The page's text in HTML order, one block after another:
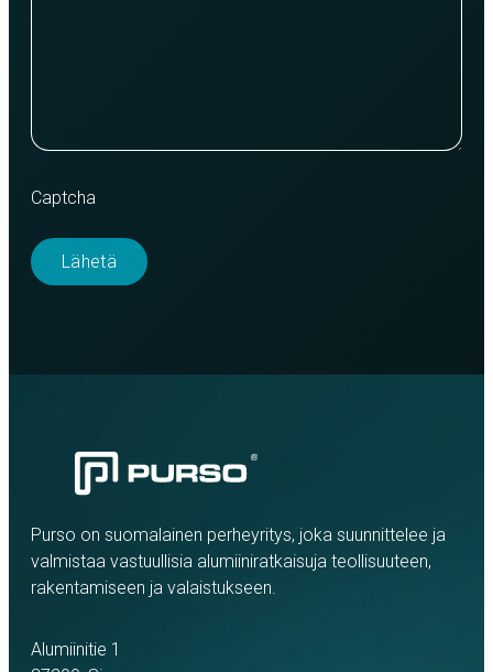
Captcha
Purso on suomalainen perheyritys, joka suunnittelee ja
valmistaa vastuullisia alumiiniratkaisuja teollisuuteen,
rakentamiseen ja valaistukseen.
Alumiinitie 1